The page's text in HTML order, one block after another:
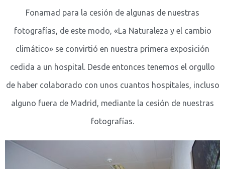
Fonamad para la cesión de algunas de nuestras
fotografías, de este modo, «La Naturaleza y el cambio
climático» se convirtió en nuestra primera exposición
cedida a un hospital. Desde entonces tenemos el orgullo
de haber colaborado con unos cuantos hospitales, incluso
alguno fuera de Madrid, mediante la cesión de nuestras
fotografías.